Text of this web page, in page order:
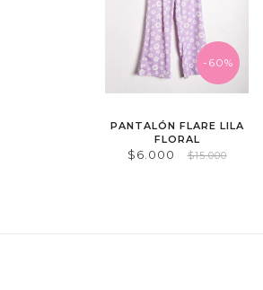
-60%
PANTALÓN FLARE LILA
FLORAL
$6.000 $15.000